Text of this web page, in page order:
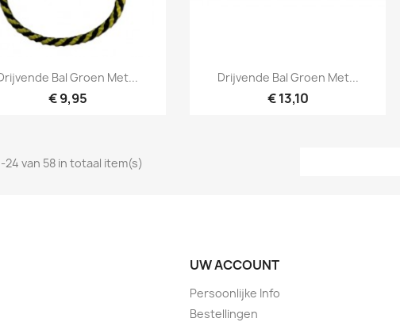
Snel bekijken
Bal Groen Met...
€ 9,95
Snel bekijken
Drijvende Bal Groen Met...
€ 13,10
24 van 58 in totaal item(s)
UW ACCOUNT
Persoonlijke Info
Bestellingen